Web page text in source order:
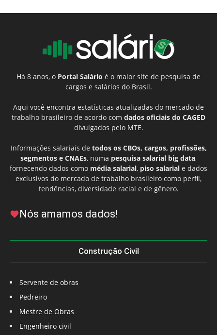
Há 8 anos, o Portal Salário é o maior site de pesquisa de
cargos e salários do Brasil.
Aqui você encontra estatísticas atualizadas do mercado de
trabalho brasileiro de acordo com dados oficiais do CAGED
divulgados pelo MTE.
Informações salariais de todos os CBOs, cargos, profissões,
segmentos e CNAEs, numa pesquisa salarial big data,
fornecendo dados como média salarial, piso salarial e dados
exclusivos do mercado de trabalho brasileiro como perfil,
tendências, diversidade racial e de gênero.
Nós amamos dados!
Construção Civil
Servente de obras
Pedreiro
Mestre de Obras
Engenheiro civil